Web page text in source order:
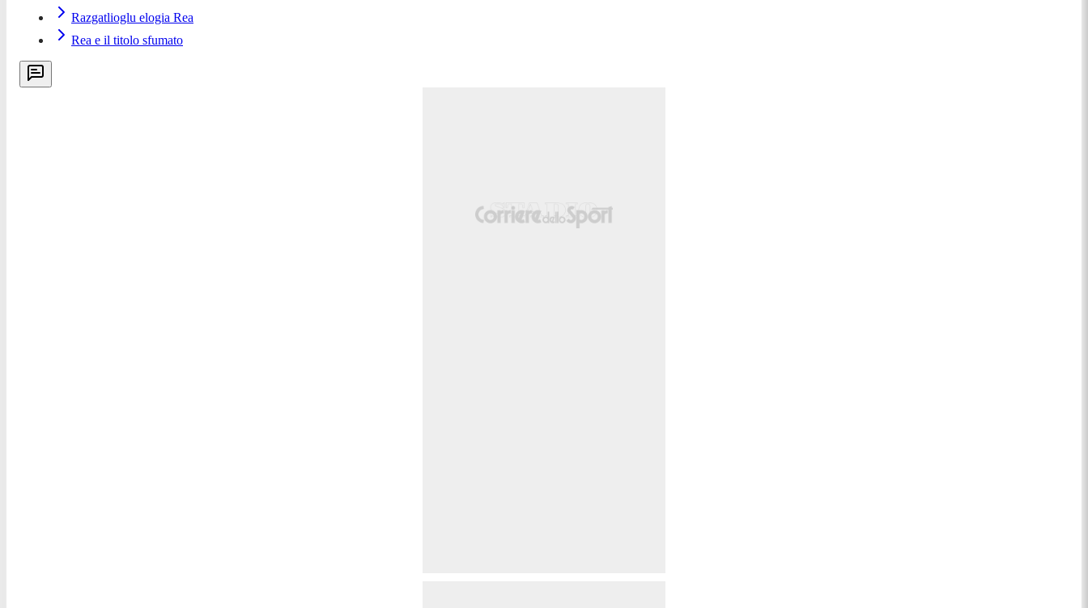
Razgatlioglu elogia Rea
Rea e il titolo sfumato